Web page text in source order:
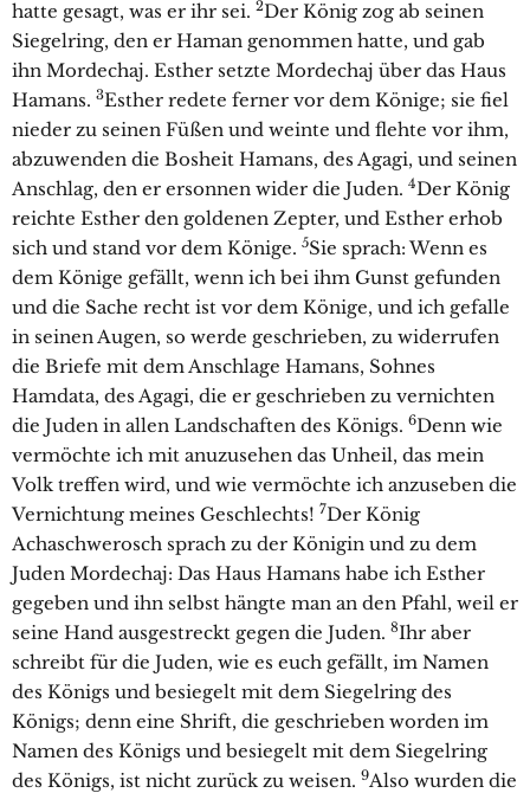
hatte gesagt, was er ihr sei. 2Der König zog ab seinen
Siegelring, den er Haman genommen hatte, und gab
ihn Mordechaj. Esther setzte Mordechaj über das Haus
Hamans. 3Esther redete ferner vor dem Könige; sie fiel
nieder zu seinen Füßen und weinte und flehte vor ihm,
abzuwenden die Bosheit Hamans, des Agagi, und seinen
Anschlag, den er ersonnen wider die Juden. 4Der König
reichte Esther den goldenen Zepter, und Esther erhob
sich und stand vor dem Könige. 5Sie sprach: Wenn es
dem Könige gefällt, wenn ich bei ihm Gunst gefunden
und die Sache recht ist vor dem Könige, und ich gefalle
in seinen Augen, so werde geschrieben, zu widerrufen
die Briefe mit dem Anschlage Hamans, Sohnes
Hamdata, des Agagi, die er geschrieben zu vernichten
die Juden in allen Landschaften des Königs. 6Denn wie
vermöchte ich mit anuzusehen das Unheil, das mein
Volk treffen wird, und wie vermöchte ich anzuseben die
Vernichtung meines Geschlechts! 7Der König
Achaschwerosch sprach zu der Königin und zu dem
Juden Mordechaj: Das Haus Hamans habe ich Esther
gegeben und ihn selbst hängte man an den Pfahl, weil er
seine Hand ausgestreckt gegen die Juden. 8Ihr aber
schreibt für die Juden, wie es euch gefällt, im Namen
des Königs und besiegelt mit dem Siegelring des
Königs; denn eine Shrift, die geschrieben worden im
Namen des Königs und besiegelt mit dem Siegelring
des Königs, ist nicht zurück zu weisen. 9Also wurden die